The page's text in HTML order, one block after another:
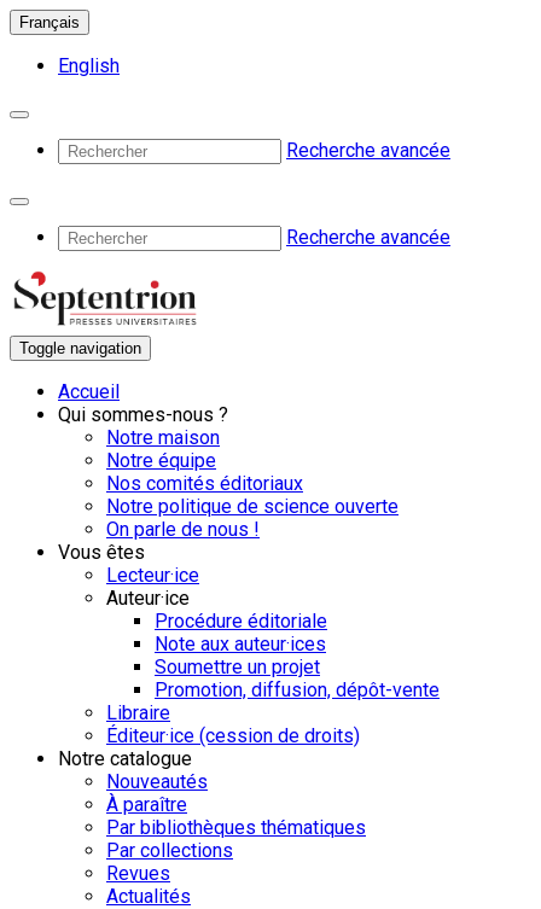
Français
English
Recherche avancée
Recherche avancée
Toggle navigation
Accueil
Qui sommes-nous ?
Notre maison
Notre équipe
Nos comités éditoriaux
Notre politique de science ouverte
On parle de nous !
Vous êtes
Lecteur·ice
Auteur·ice
Procédure éditoriale
Note aux auteur·ices
Soumettre un projet
Promotion, diffusion, dépôt-vente
Libraire
Éditeur·ice (cession de droits)
Notre catalogue
Nouveautés
À paraître
Par bibliothèques thématiques
Par collections
Revues
Actualités